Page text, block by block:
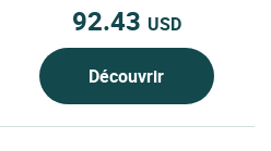
92.43 USD
Découvrir